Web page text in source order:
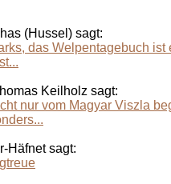
(Hussel) sagt:
das Welpentagebuch ist
Keilholz sagt:
nur vom Magyar Viszla
Häfnet sagt: